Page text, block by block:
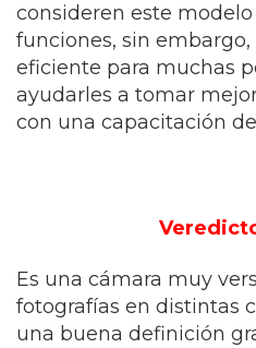
consideren este
funciones, sin
eficiente para muchas
ayudarles a tomar
con una capacitación
Es una cámara muy
fotografías en distintas
una buena definición